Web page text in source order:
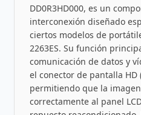
DD0R3HD000, es un
interconexión diseñado
ciertos modelos de
2263ES. Su función
comunicación de datos y
el conector de pantalla HD
permitiendo que la
correctamente al panel